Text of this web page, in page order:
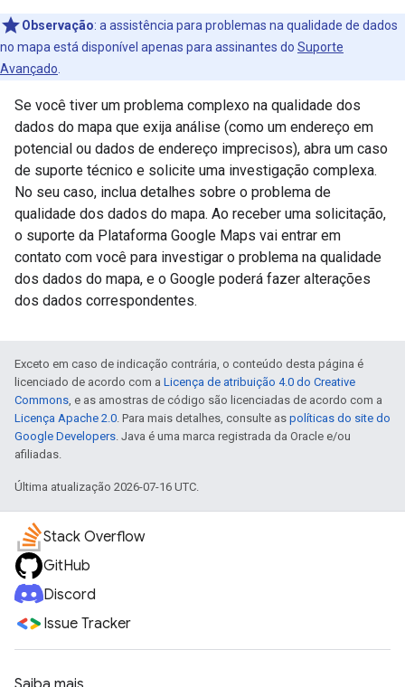
Observação: a assistência para problemas na qualidade de dados
no mapa está disponível apenas para assinantes do Suporte
Avançado
Se você tiver um problema complexo na qualidade dos
dados do mapa que exija análise (como um endereço em
potencial ou dados de endereço imprecisos), abra um caso
de suporte técnico e solicite uma investigação complexa.
No seu caso, inclua detalhes sobre o problema de
qualidade dos dados do mapa. Ao receber uma solicitação,
o suporte da Plataforma Google Maps vai entrar em
contato com você para investigar o problema na qualidade
dos dados do mapa, e o Google poderá fazer alterações
dos dados correspondentes.
Exceto em caso de indicação contrária, o conteúdo desta página é
licenciado de acordo com a Licença de atribuição 4.0 do Creative
Commons , e as amostras de código são licenciadas de acordo com a
Licença Apache 2.0 . Para mais detalhes, consulte as políticas do site do
Google Developers . Java é uma marca registrada da Oracle e/ou
afiliadas.
Última atualização 2026-07-16 UTC.
Stack Overflow
GitHub
Discord
Issue Tracker